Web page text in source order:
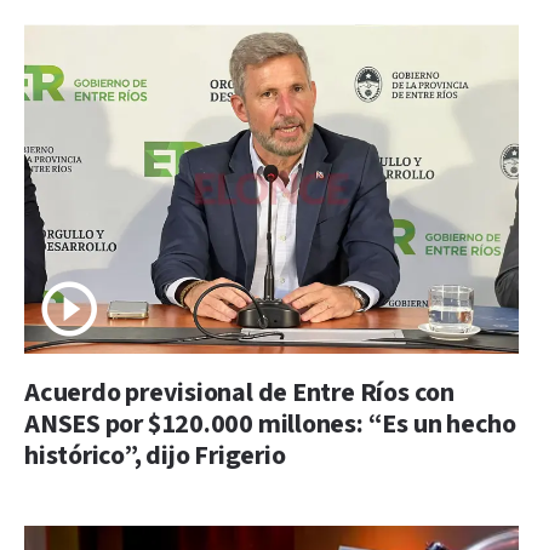
Acuerdo previsional de Entre Ríos con
ANSES por $120.000 millones: “Es un hecho
histórico”, dijo Frigerio